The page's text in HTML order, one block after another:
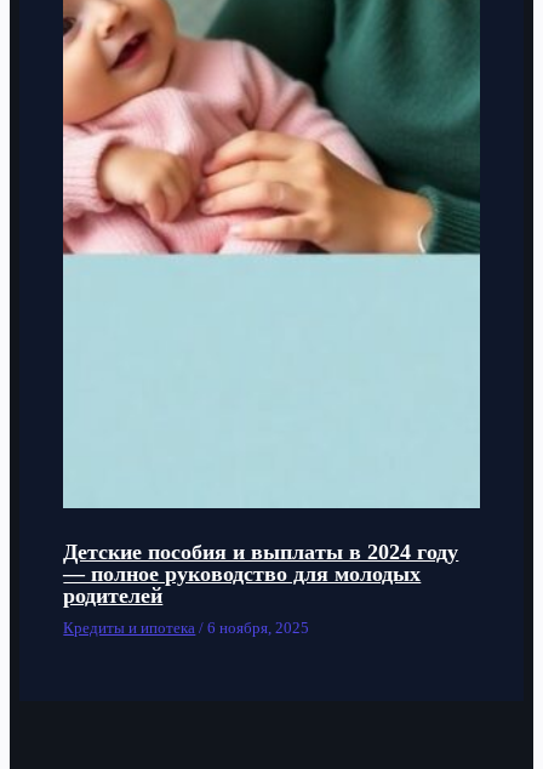
Детские пособия и выплаты в 2024 году
— полное руководство для молодых
родителей
Кредиты и ипотека /6 ноября, 2025